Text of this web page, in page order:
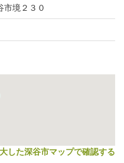
市境２３０
した深谷市マップで確認する